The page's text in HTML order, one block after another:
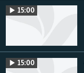
15:00
15:00